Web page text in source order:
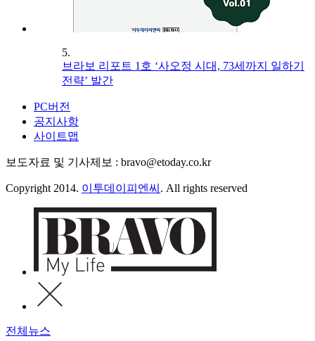
5.
브라보 리포트 1호 ‘사오정 시대, 73세까지 일하기
전략’ 발간
PC버전
공지사항
사이트맵
보도자료 및 기사제보 : bravo@etoday.co.kr
Copyright 2014. 이투데이피엔씨 . All rights reserved
전체뉴스